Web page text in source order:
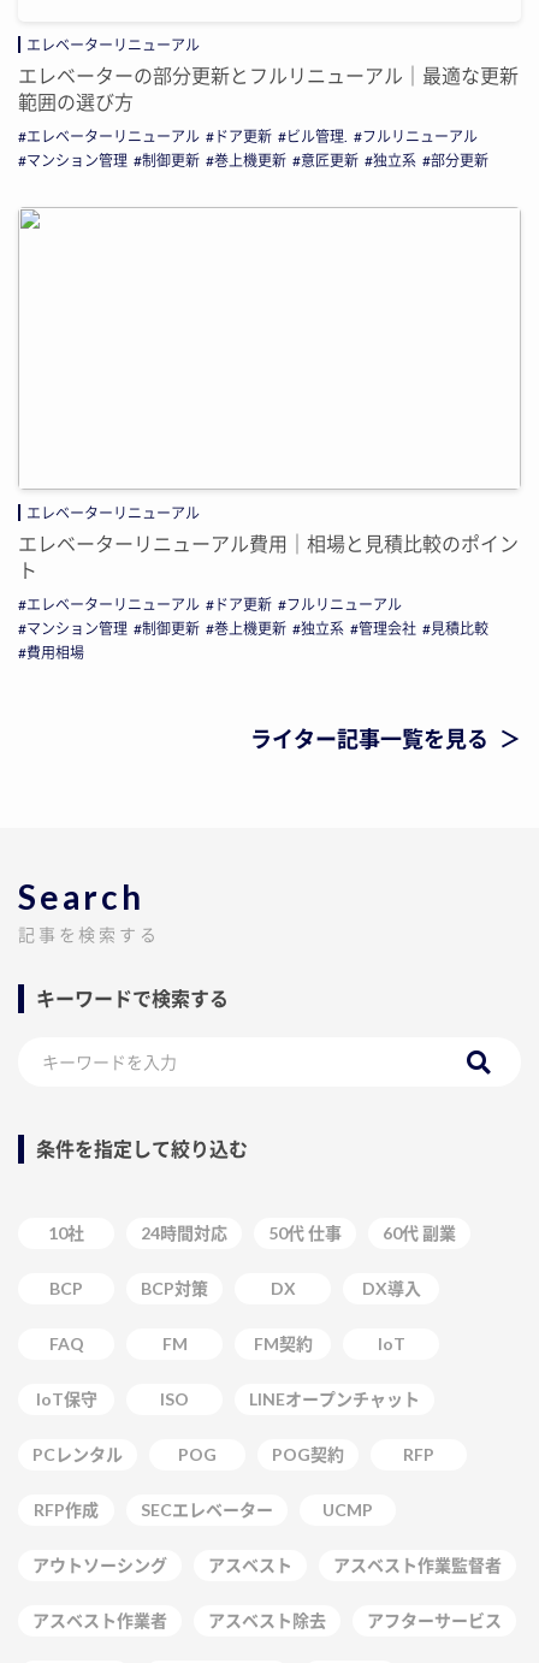
エレベーターリニューアル
エレベーターの部分更新とフルリニューアル｜最適な更新
範囲の選び方
エレベーターリニューアル ドア更新 ビル管理.
フルリニューアル
マンション管理
制御更新 巻上機更新 意匠更新 独立系 部分更新
エレベーターリニューアル
エレベーターリニューアル費用｜相場と見積比較のポイン
ト
エレベーターリニューアル ドア更新
フルリニューアル
マンション管理
制御更新 巻上機更新 独立系 管理会社
見積比較
費用相場
ライター記事一覧を見る
Search
記事を検索する
キーワードで検索する
条件を指定して絞り込む
10社 24時間対応 50代 仕事 60代 副業
BCP BCP対策 DX DX導入
FAQ FM FM契約 IoT
IoT保守 ISO LINEオープンチャット
PCレンタル POG POG契約 RFP
RFP作成 SECエレベーター UCMP
アウトソーシング アスベスト アスベスト作業監督者
アスベスト作業者 アスベスト除去 アフターサービス